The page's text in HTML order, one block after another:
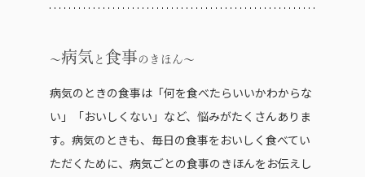
病気 と 食事のきほん
病気のときの食事は「何を食べたらいいかわからな
い」「おいしくない」など、悩みがたくさんありま
す。病気のときも、毎日の食事をおいしく食べてい
ただくために、病気ごとの食事のきほんをお伝えし